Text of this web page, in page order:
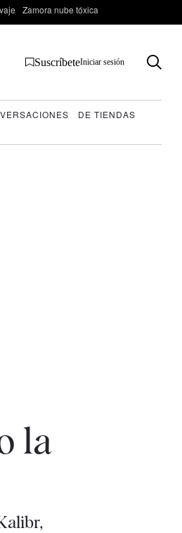
Zamora nube tóxica
SuscríbeteIniciar sesión
DE TIENDAS
la